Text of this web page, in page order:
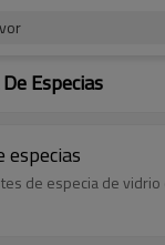
Especias
especias
de especia de